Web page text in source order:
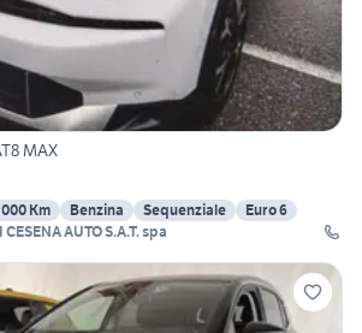
MAX
Km Benzina Sequenziale
Euro 6
PULZONI CESENA AUTO S.A.T. spa